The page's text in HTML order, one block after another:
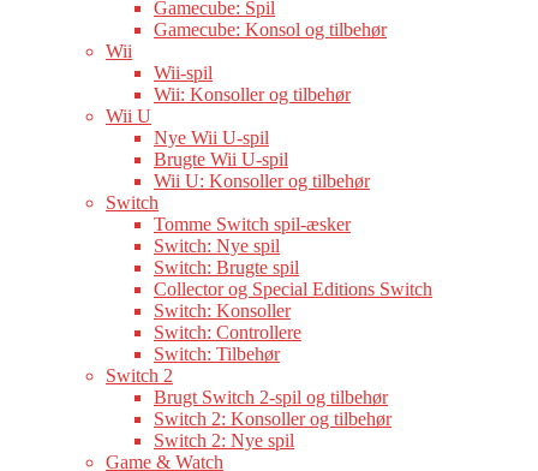
Gamecube: Spil
Gamecube: Konsol og tilbehør
Wii
Wii-spil
Wii: Konsoller og tilbehør
Wii U
Nye Wii U-spil
Brugte Wii U-spil
Wii U: Konsoller og tilbehør
Switch
Tomme Switch spil-æsker
Switch: Nye spil
Switch: Brugte spil
Collector og Special Editions Switch
Switch: Konsoller
Switch: Controllere
Switch: Tilbehør
Switch 2
Brugt Switch 2-spil og tilbehør
Switch 2: Konsoller og tilbehør
Switch 2: Nye spil
Game & Watch